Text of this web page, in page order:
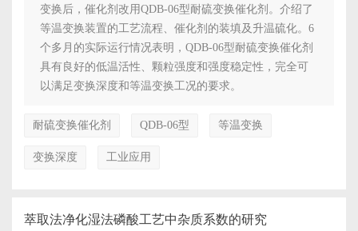
变换后，催化剂改用QDB-06型耐硫变换催化剂。介绍了
等温变换装置的工艺流程、催化剂的装填及升温硫化。6
个多月的实际运行情况表明，QDB-06型耐硫变换催化剂
具有良好的低温活性、颗粒强度和强度稳定性，完全可
以满足变换深度和等温变换工况的要求。
耐硫变换催化剂 QDB-06型 等温变换
变换深度 工业应用
萃取法净化湿法磷酸工艺中杂质系数的研究